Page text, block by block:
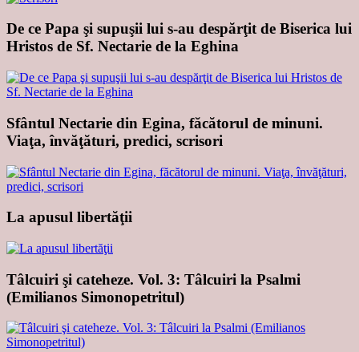
De ce Papa şi supuşii lui s-au despărţit de Biserica lui
Hristos de Sf. Nectarie de la Eghina
Sfântul Nectarie din Egina, făcătorul de minuni.
Viaţa, învăţături, predici, scrisori
La apusul libertăţii
Tâlcuiri şi cateheze. Vol. 3: Tâlcuiri la Psalmi
(Emilianos Simonopetritul)